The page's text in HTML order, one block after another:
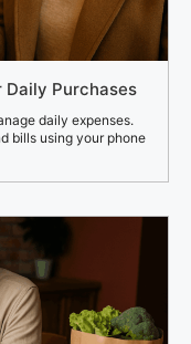
Daily Purchases
daily expenses.
bills using your phone